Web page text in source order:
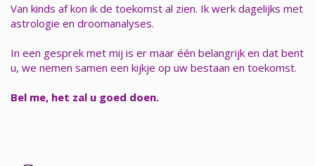
Van kinds af kon ik de toekomst al zien. Ik werk dagelijks met
astrologie en droomanalyses.
In een gesprek met mij is er maar één belangrijk en dat bent
u, we nemen samen een kijkje op uw bestaan en toekomst.
Bel me, het zal u goed doen.